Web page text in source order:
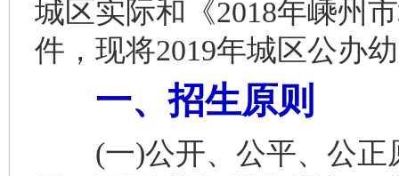
城区实际和《2018年嵊州
件，现将2019年城区公办
一、招生原则
(一)公开、公平、公正